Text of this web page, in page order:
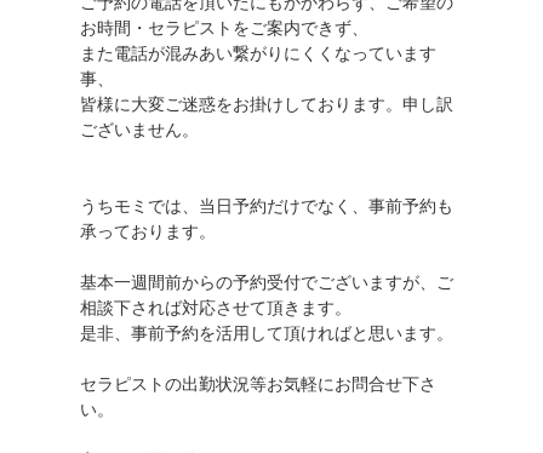
お時間・セラピストをご案内できず、
また電話が混みあい繋がりにくくなっています
事、
皆様に大変ご迷惑をお掛けしております。申し訳
ございません。
うちモミでは、当日予約だけでなく、事前予約も
承っております。
基本一週間前からの予約受付でございますが、ご
相談下されば対応させて頂きます。
是非、事前予約を活用して頂ければと思います。
セラピストの出勤状況等お気軽にお問合せ下さ
い。